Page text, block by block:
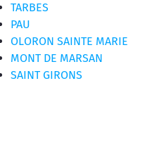
TARBES
PAU
OLORON SAINTE MARIE
MONT DE MARSAN
SAINT GIRONS